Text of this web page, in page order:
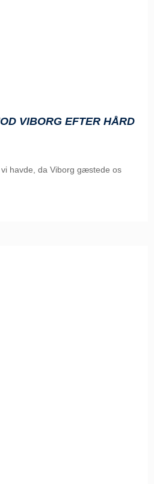
VIBORG EFTER HÅRD
havde, da Viborg gæstede os